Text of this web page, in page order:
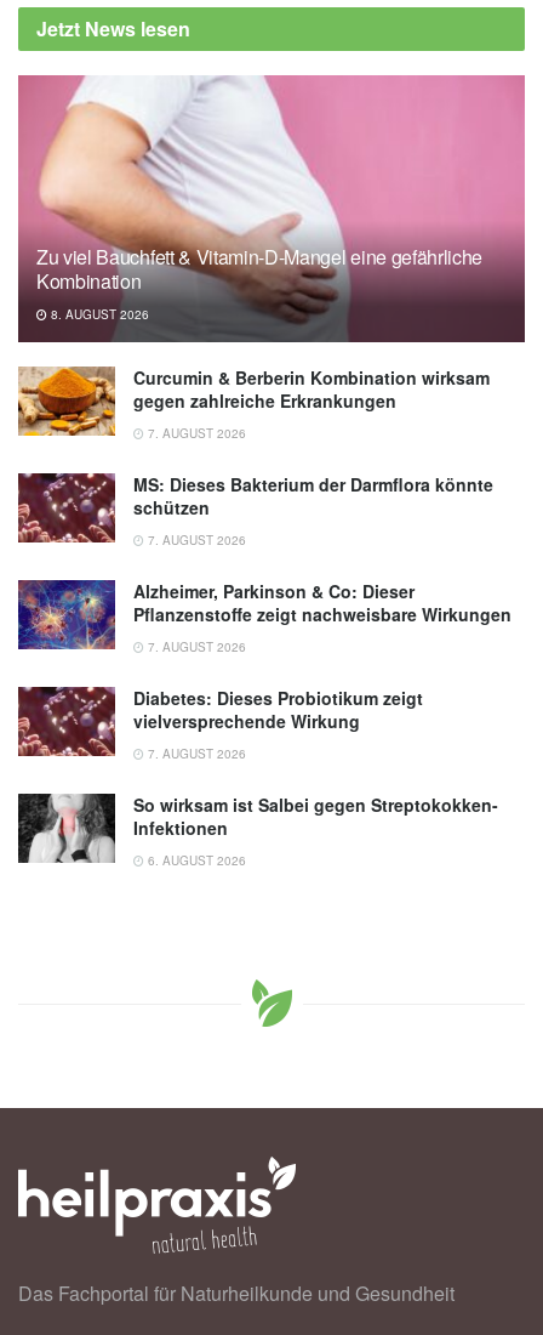
Jetzt News lesen
Zu viel Bauchfett & Vitamin-D-Mangel eine gefährliche
Kombination
8. AUGUST 2026
Curcumin & Berberin Kombination wirksam
gegen zahlreiche Erkrankungen
7. AUGUST 2026
MS: Dieses Bakterium der Darmflora könnte
schützen
7. AUGUST 2026
Alzheimer, Parkinson & Co: Dieser
Pflanzenstoffe zeigt nachweisbare Wirkungen
7. AUGUST 2026
Diabetes: Dieses Probiotikum zeigt
vielversprechende Wirkung
7. AUGUST 2026
So wirksam ist Salbei gegen Streptokokken-
Infektionen
6. AUGUST 2026
Das Fachportal für Naturheilkunde und Gesundheit